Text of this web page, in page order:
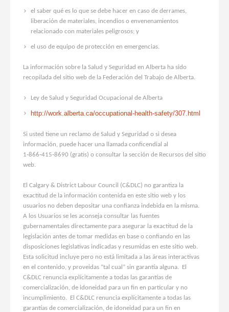
el saber qué es lo que se debe hacer en caso de derrames,
liberación de materiales, incendios o envenenamientos
relacionado con materiales peligrosos; y
el uso de equipo de protección en emergencias.
La información sobre la Salud y Seguridad en Alberta ha sido
recopilada del sitio web de la Federación del Trabajo de Alberta.
Ley de Salud y Seguridad Ocupacional de Alberta
http://work.alberta.ca/occupational-health-safety/307.html
Si usted tiene un reclamo de Salud y Seguridad o si desea
información, puede hacer una llamada conficendial al
1‑866‑415‑8690 (gratis) o consultar la sección de Recursos del sitio
web.
El Calgary & District Labour Council (C&DLC) no garantiza la
exactitud de la información contenida en este sitio web y los
usuarios no deben depositar una confianza indebida en la misma.
A los Usuarios se les aconseja consultar las fuentes
gubernamentales directamente para asegurar la exactitud de la
legislación antes de tomar medidas en base o confiando en las
disposiciones legislativas indicadas y resumidas en este sitio web.
Esta solicitud incluye pero no está limitada a las áreas interactivas
en el contenido, y proveidas “tal cual” sin garantía alguna. El
C&DLC renuncia explícitamente a todas las garantías de
comercialización, de idoneidad para un fin en particular y no
incumplimiento. El C&DLC renuncia explícitamente a todas las
garantías de comercialización, de idoneidad para un fin en